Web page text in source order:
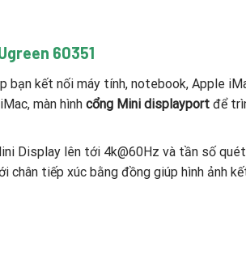
60351
bạn kết nối máy tính, notebook, Apple
màn hình cổng Mini displayportđể
Display lên tới 4k@60Hz và tần số
tiếp xúc bằng đồng giúp hình ảnh